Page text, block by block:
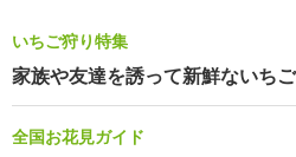
いちご狩り特集
家族や友達を誘って新鮮ないち
全国お花見ガイド